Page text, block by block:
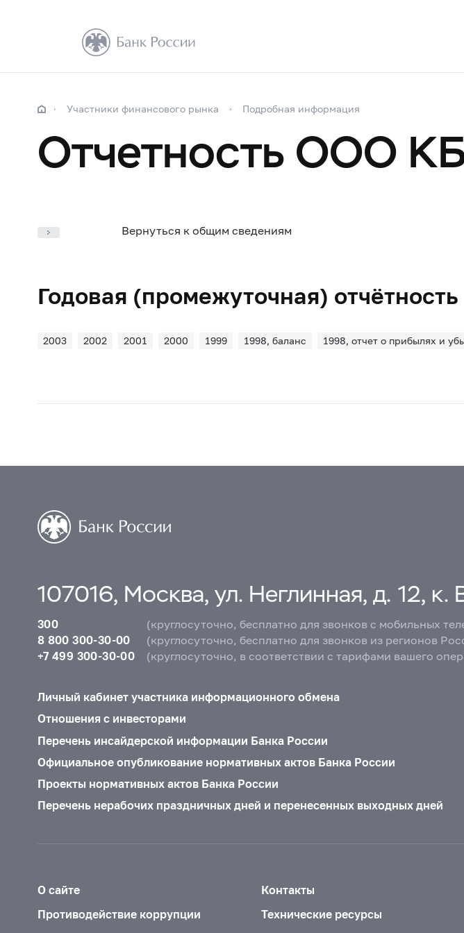
Участники финансового рынка Подробная информация
Отчетность ООО
Вернуться к общим сведениям
Годовая (промежуточная) отчётность
2003 2002 2001 2000 1999 1998, баланс 1998, отчет о прибылях и
107016, Москва, ул. Неглинная, д. 12, к.
300
(круглосуточно, бесплатно для звонков с мобильных
8 800 300-30-00
(круглосуточно, бесплатно для звонков из регионов
+7 499 300-30-00
(круглосуточно, в соответствии с тарифами вашего
Личный кабинет участника информационного обмена
Отношения с инвесторами
Перечень инсайдерской информации Банка России
Официальное опубликование нормативных актов Банка России
Проекты нормативных актов Банка России
Перечень нерабочих праздничных дней и перенесенных выходных дней
О сайте
Контакты
Противодействие коррупции
Технические ресурсы